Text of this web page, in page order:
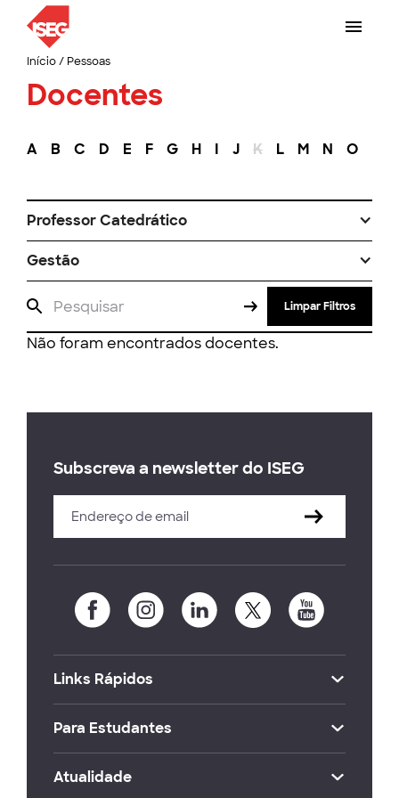
Início/ Pessoas
Docentes
A B C D E F G H I J K L M N O
Professor Catedrático
Gestão
Limpar Filtros
Não foram encontrados docentes.
Subscreva a newsletter do ISEG
Links Rápidos
Para Estudantes
Atualidade